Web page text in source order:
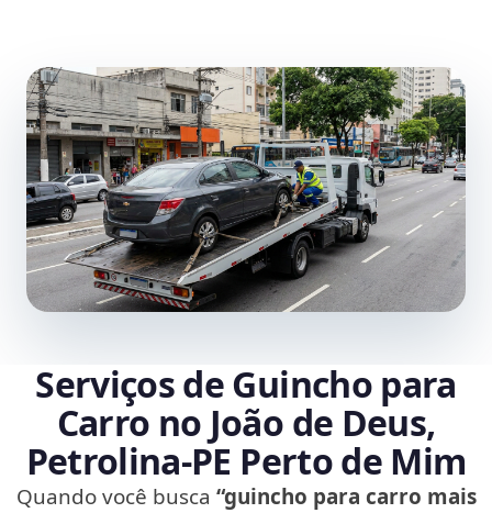
Serviços de Guincho para
Carro no João de Deus,
Petrolina‑PE Perto de Mim
Quando você busca “guincho para carro mais